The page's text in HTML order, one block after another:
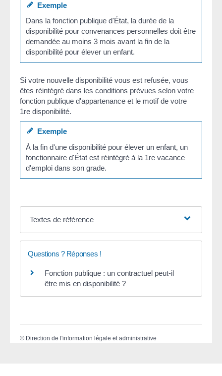
Exemple
Dans la fonction publique d'État, la durée de la
disponibilité pour convenances personnelles doit être
demandée au moins 3 mois avant la fin de la
disponibilité pour élever un enfant.
Si votre nouvelle disponibilité vous est refusée, vous
êtes réintégré dans les conditions prévues selon votre
fonction publique d'appartenance et le motif de votre
1re disponibilité.
Exemple
À la fin d'une disponibilité pour élever un enfant, un
fonctionnaire d'État est réintégré à la 1re vacance
d'emploi dans son grade.
Textes de référence
Questions ? Réponses !
Fonction publique : un contractuel peut-il
être mis en disponibilité ?
© Direction de l'information légale et administrative